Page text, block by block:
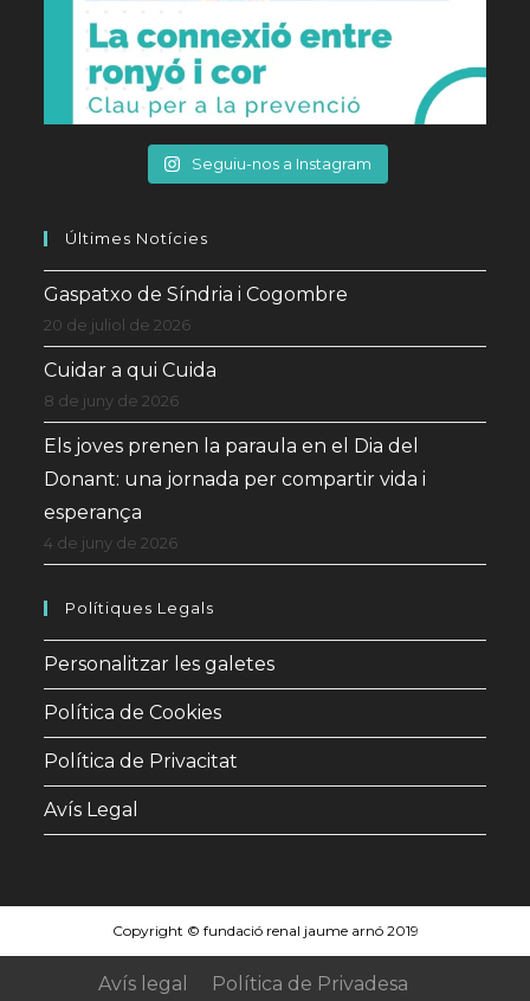
Seguiu-nos a Instagram
Últimes Notícies
Gaspatxo de Síndria i Cogombre
20 de juliol de 2026
Cuidar a qui Cuida
8 de juny de 2026
Els joves prenen la paraula en el Dia del
Donant: una jornada per compartir vida i
esperança
4 de juny de 2026
Polítiques Legals
Personalitzar les galetes
Política de Cookies
Política de Privacitat
Avís Legal
Copyright © fundació renal jaume arnó 2019
Avís legal Política de Privadesa